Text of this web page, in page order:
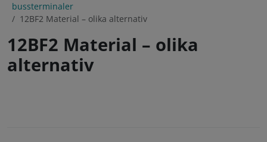
bussterminaler
12BF2 Material – olika alternativ
12BF2 Material – olika
alternativ